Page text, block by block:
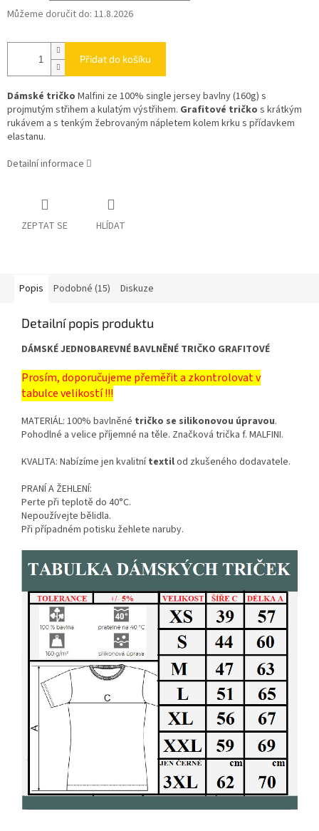
Můžeme doručit do: 11.8.2026
Přidat do košíku
Dámské tričko Malfini ze 100% single jersey bavlny (160g) s
projmutým střihem a kulatým výstřihem. Grafitové tričko s krátkým
rukávem a s tenkým žebrovaným nápletem kolem krku s přídavkem
elastanu.
Detailní informace
ZEPTAT SE HLÍDAT
Popis Podobné (15) Diskuze
Detailní popis produktu
DÁMSKÉ JEDNOBAREVNÉ BAVLNĚNÉ TRIČKO GRAFITOVÉ
Prosím, doporučujeme přeměřit a zkontrolovat v
tabulce velikostí !!!
MATERIÁL: 100% bavlněné tričko se silikonovou úpravou.
Pohodlné a velice příjemné na těle. Značková trička f. MALFINI.
KVALITA: Nabízíme jen kvalitnítextilod zkušeného dodavatele.
PRANÍ A ŽEHLENÍ:
Perte při teplotě do 40°C.
Nepoužívejte bělidla.
Při případném potisku žehlete naruby.